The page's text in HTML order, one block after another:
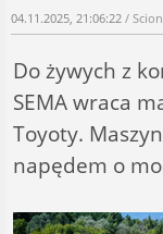
04.11.2025, 21:06:22 /
Do żywych z
SEMA wraca
Toyoty.
napędem o